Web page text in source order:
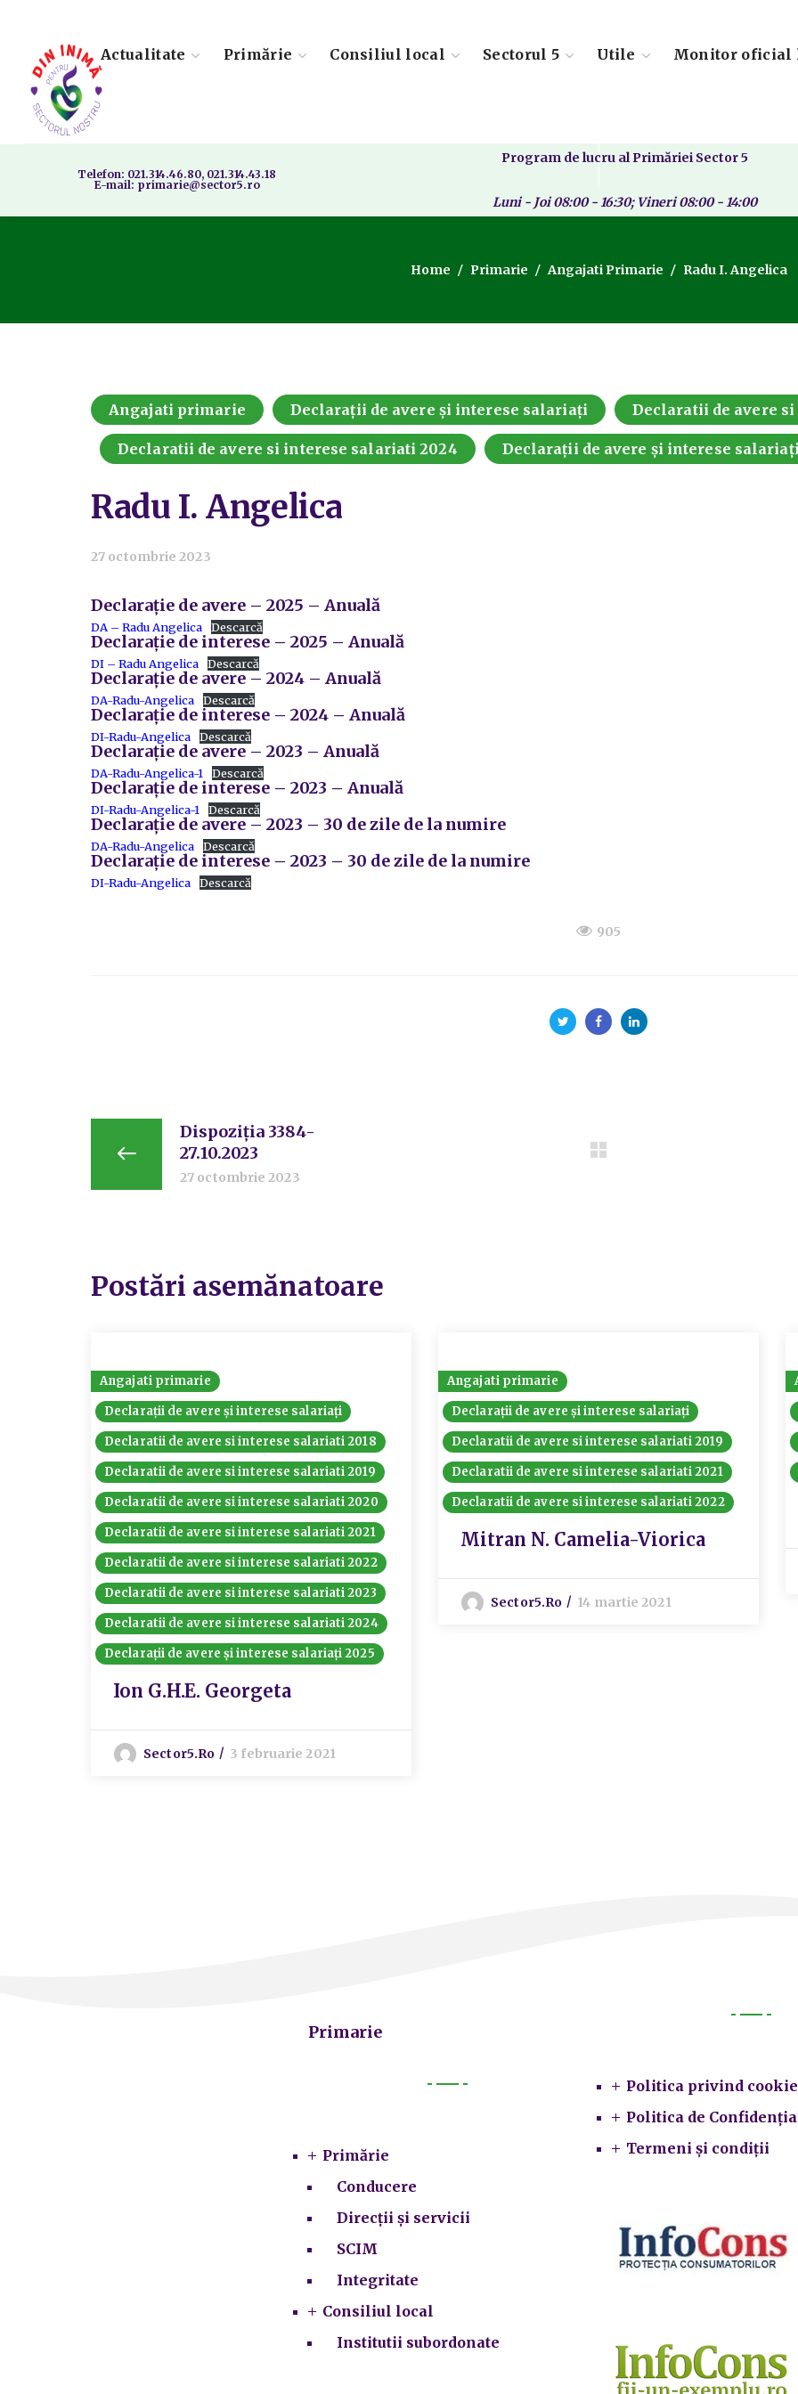
Actualitate Primărie Consiliul local Sectorul 5 Utile Monitor oficial
Telefon: 021.314.46.80, 021.314.43.18
E-mail: primarie@sector5.ro
Program de lucru al Primăriei Sector 5
Luni - Joi 08:00 - 16:30; Vineri 08:00 - 14:00
Home Primarie Angajati Primarie Radu I. Angelica
Angajati primarie Declarații de avere și interese salariați Declaratii de avere
Declaratii de avere si interese salariati 2024 Declarații de avere și interese
Radu I. Angelica
27 octombrie 2023
Declarație de avere – 2025 – Anuală
DA – Radu Angelica Descarcă
Declarație de interese – 2025 – Anuală
DI – Radu Angelica Descarcă
Declarație de avere – 2024 – Anuală
DA-Radu-Angelica Descarcă
Declarație de interese – 2024 – Anuală
DI-Radu-Angelica Descarcă
Declarație de avere – 2023 – Anuală
DA-Radu-Angelica-1 Descarcă
Declarație de interese – 2023 – Anuală
DI-Radu-Angelica-1 Descarcă
Declarație de avere – 2023 – 30 de zile de la numire
DA-Radu-Angelica Descarcă
Declarație de interese – 2023 – 30 de zile de la numire
DI-Radu-Angelica Descarcă
905
Dispoziția 3384-
27.10.2023
27 octombrie 2023
Postări asemănatoare
Angajati primarie
Declarații de avere și interese salariați
Declaratii de avere si interese salariati 2018
Declaratii de avere si interese salariati 2019
Declaratii de avere si interese salariati 2020
Declaratii de avere si interese salariati 2021
Declaratii de avere si interese salariati 2022
Declaratii de avere si interese salariati 2023
Declaratii de avere si interese salariati 2024
Declarații de avere și interese salariați 2025
Ion G.H.E. Georgeta
Sector5.ro 3 februarie 2021
Angajati primarie
Declarații de avere și interese salariați
Declaratii de avere si interese salariati 2019
Declaratii de avere si interese salariati 2021
Declaratii de avere si interese salariati 2022
Mitran N. Camelia-Viorica
Sector5.ro 14 martie 2021
Primarie
Primărie
Conducere
Direcții și servicii
SCIM
Integritate
Consiliul local
Institutii subordonate
Politica privind
Politica de
Termeni și condiții